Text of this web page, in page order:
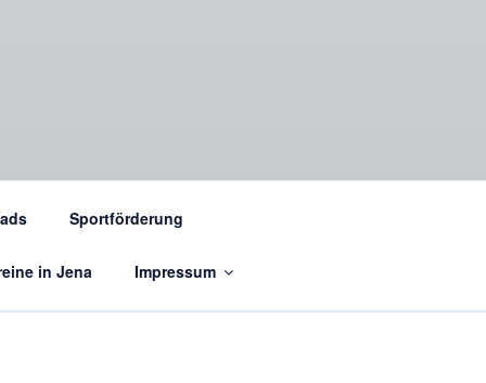
Sportförderung
in Jena Impressum